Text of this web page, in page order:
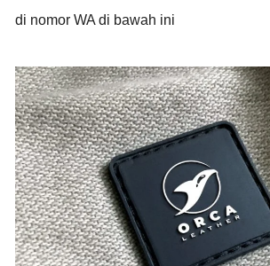
di nomor WA di bawah ini